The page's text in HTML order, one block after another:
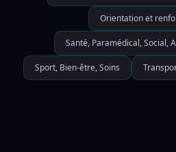
Orientation et
Santé, Paramédical, Social,
Sport, Bien-être, Soins